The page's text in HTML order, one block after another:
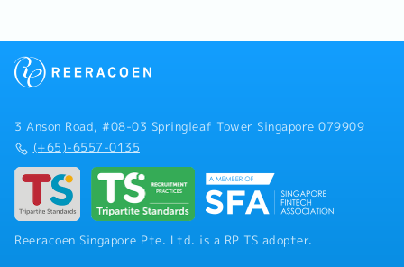
3 Anson Road, #08-03 Springleaf Tower Singapore 079909
(+65)-6557-0135
Reeracoen Singapore Pte. Ltd. is a RP TS adopter.